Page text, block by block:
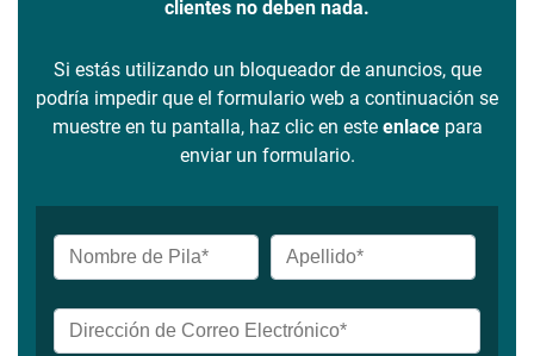
clientes no deben nada.
Si estás utilizando un bloqueador de anuncios, que
podría impedir que el formulario web a continuación se
muestre en tu pantalla, haz clic en este enlacepara
enviar un formulario.